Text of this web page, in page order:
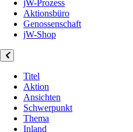
jW-Prozess
Aktionsbüro
Genossenschaft
jW-Shop
Titel
Aktion
Ansichten
Schwerpunkt
Thema
Inland